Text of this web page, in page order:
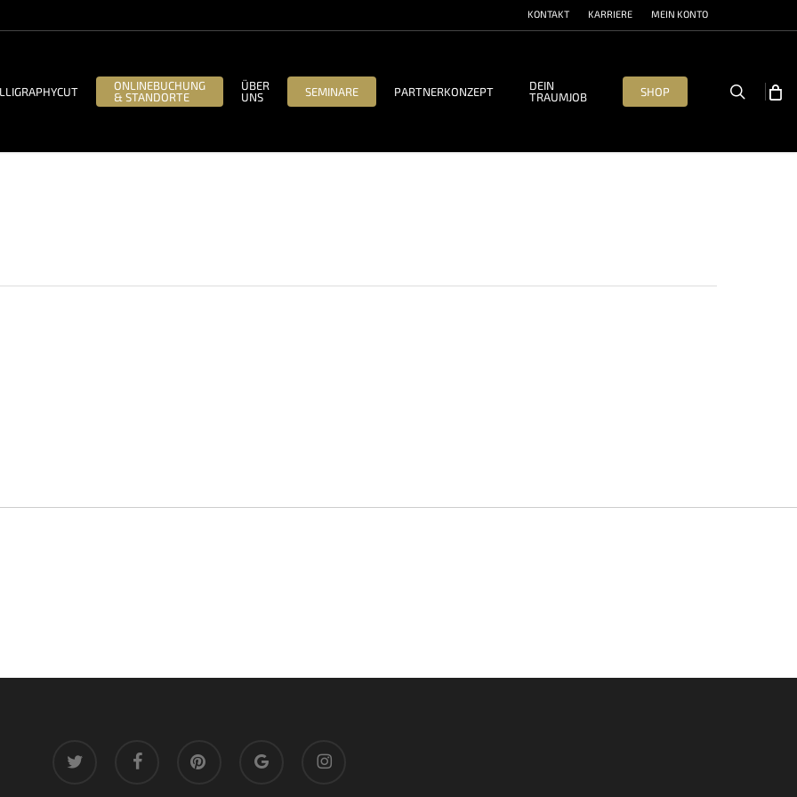
KONTAKT KARRIERE MEIN KONTO
ONLINEBUCHUNG
& STANDORTE
ÜBER
UNS
SEMINARE PARTNERKONZEPT
DEIN
TRAUMJOB
SHOP search
plus